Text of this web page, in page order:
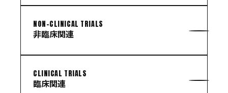
非臨床関連
NON-CLINICAL TRIALS
臨床関連
CLINICAL TRIALS